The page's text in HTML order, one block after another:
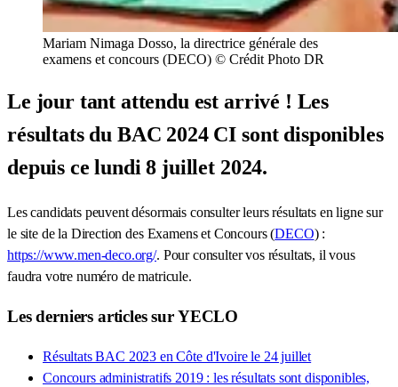
Mariam Nimaga Dosso, la directrice générale des
examens et concours (DECO) © Crédit Photo DR
Le jour tant attendu est arrivé ! Les
résultats du BAC 2024 CI sont disponibles
depuis ce lundi 8 juillet 2024.
Les candidats peuvent désormais consulter leurs résultats en ligne sur
le site de la Direction des Examens et Concours (DECO) :
https://www.men-deco.org/. Pour consulter vos résultats, il vous
faudra votre numéro de matricule.
Les derniers articles sur YECLO
Résultats BAC 2023 en Côte d'Ivoire le 24 juillet
Concours administratifs 2019 : les résultats sont disponibles,